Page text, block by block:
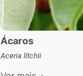
Ácaros
Aceria litchii